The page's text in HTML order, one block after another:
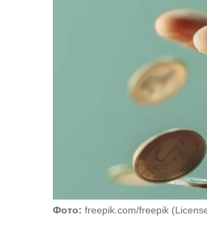
Фото: freepik.com/freepik